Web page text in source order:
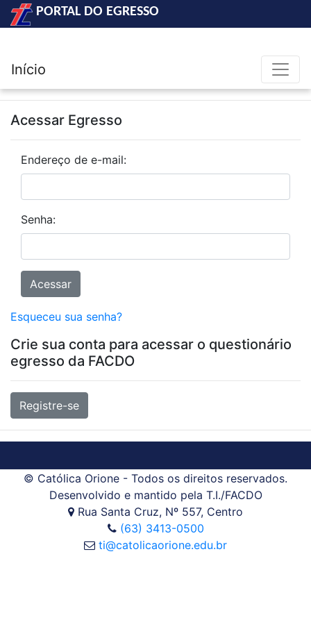
PORTAL DO EGRESSO
Início
Acessar Egresso
Endereço de e-mail:
Senha:
Esqueceu sua senha?
Crie sua conta para acessar o questionário
egresso da FACDO
Registre-se
© Católica Orione - Todos os direitos reservados.
Desenvolvido e mantido pela T.I./FACDO
Rua Santa Cruz, Nº 557, Centro
(63) 3413-0500
ti@catolicaorione.edu.br